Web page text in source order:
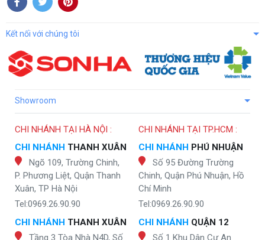
Kết nối với chúng tôi
Showroom
CHI NHÁNH TẠI HÀ NỘI :
CHI NHÁNH THANH XUÂN
Ngõ 109, Trường Chinh,
P. Phương Liệt, Quận Thanh
Xuân, TP Hà Nội
Tel:0969.26.90.90
CHI NHÁNH THANH XUÂN
Tầng 3 Tòa Nhà N4D, Số
CHI NHÁNH TẠI TP.HCM :
CHI NHÁNH PHÚ NHUẬN
Số 95 Đường Trường
Chinh, Quận Phú Nhuận, Hồ
Chí Minh
Tel:0969.26.90.90
CHI NHÁNH QUẬN 12
Số 1 Khu Dân Cư An